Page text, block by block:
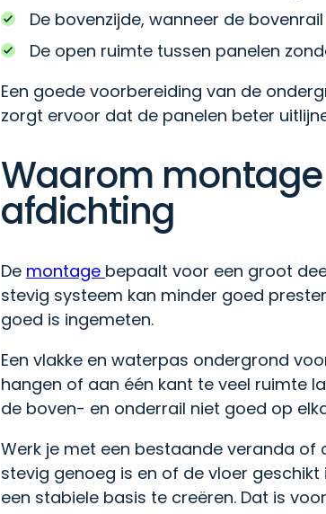
De bovenzijde, wanneer de
De open ruimte tussen panelen
Een goede voorbereiding van de
zorgt ervoor dat de panelen beter
Waarom
afdichting
De montage bepaalt voor een groot
stevig systeem kan minder goed
goed is ingemeten.
Een vlakke en waterpas ondergrond
hangen of aan één kant te veel ruimte
de boven- en onderrail niet goed op
Werk je met een bestaande veranda
stevig genoeg is en of de vloer
een stabiele basis te creëren. Dat is